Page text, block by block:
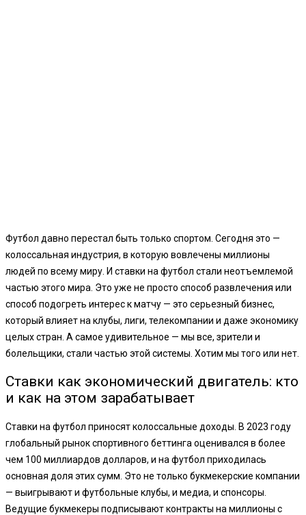
Футбол давно перестал быть только спортом. Сегодня это —
колоссальная индустрия, в которую вовлечены миллионы
людей по всему миру. И ставки на футбол стали неотъемлемой
частью этого мира. Это уже не просто способ развлечения или
способ подогреть интерес к матчу — это серьезный бизнес,
который влияет на клубы, лиги, телекомпании и даже экономику
целых стран. А самое удивительное — мы все, зрители и
болельщики, стали частью этой системы. Хотим мы того или нет.
Ставки как экономический двигатель: кто
и как на этом зарабатывает
Ставки на футбол приносят колоссальные доходы. В 2023 году
глобальный рынок спортивного беттинга оценивался в более
чем 100 миллиардов долларов, и на футбол приходилась
основная доля этих сумм. Это не только букмекерские компании
— выигрывают и футбольные клубы, и медиа, и спонсоры.
Ведущие букмекеры подписывают контракты на миллионы с